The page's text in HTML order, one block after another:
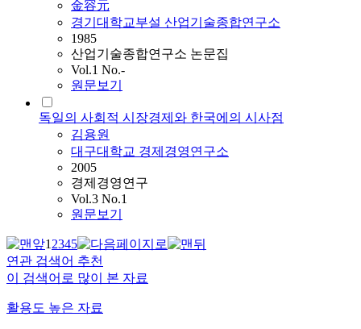
金容元
경기대학교부설 산업기술종합연구소
1985
산업기술종합연구소 논문집
Vol.1 No.-
원문보기
독일의 사회적 시장경제와 한국에의 시사점
김용원
대구대학교 경제경영연구소
2005
경제경영연구
Vol.3 No.1
원문보기
12345
연관 검색어 추천
이 검색어로 많이 본 자료
활용도 높은 자료